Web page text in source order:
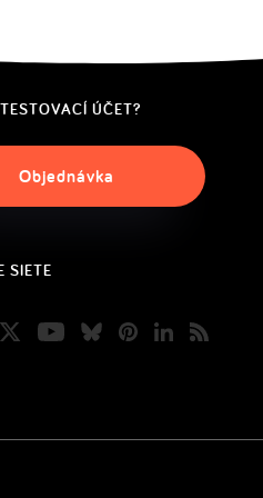
ÚČET?
Objednávka
SIETE
TwitterYoutubeBlueskyPinterest
LinkedIn
Blog